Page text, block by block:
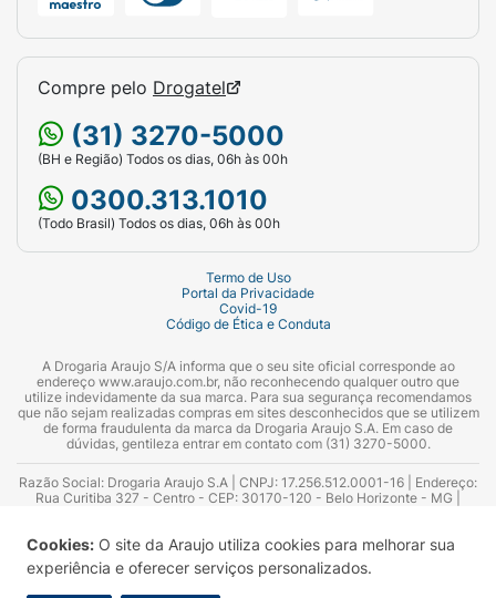
Cookies: O site da Araujo utiliza cookies para melhorar sua
experiência e oferecer serviços personalizados.
Compre pelo Drogatel
(31) 3270-5000
(BH e Região) Todos os dias, 06h às 00h
0300.313.1010
(Todo Brasil) Todos os dias, 06h às 00h
Termo de Uso
Portal da Privacidade
Covid-19
Código de Ética e Conduta
A Drogaria Araujo S/A informa que o seu site oficial corresponde ao
endereço www.araujo.com.br, não reconhecendo qualquer outro que
utilize indevidamente da sua marca. Para sua segurança recomendamos
que não sejam realizadas compras em sites desconhecidos que se utilizem
de forma fraudulenta da marca da Drogaria Araujo S.A. Em caso de
dúvidas, gentileza entrar em contato com (31) 3270-5000.
Razão Social: Drogaria Araujo S.A | CNPJ: 17.256.512.0001-16 | Endereço:
Rua Curitiba 327 - Centro - CEP: 30170-120 - Belo Horizonte - MG |
Azevedo Guimarães – CRF 10.965 | Yasmin Silva Alvarenga – CRF 52.584 -
Consultor substituto: Thiago Aguiar Pinheiro - CRF Nº 13.748. Alvará
Sanitário: 2025020713 | Autorização de Funcionamento da Empresa (AFE):